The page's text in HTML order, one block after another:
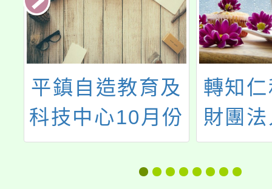
轉知仁和國中與
財團法人正覺教
育基金會合辦生
命教育「生命的
主旨
市童
園市
服務